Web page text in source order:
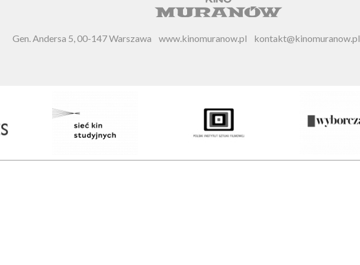
Gen. Andersa 5, 00-147 Warszawa www.kinomuranow.pl kontakt@kinomuranow.pl